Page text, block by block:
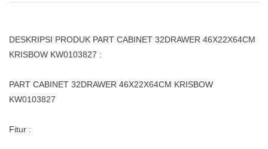
DESKRIPSI PRODUK PART CABINET 32DRAWER 46X22X64CM
KRISBOW KW0103827 :
PART CABINET 32DRAWER 46X22X64CM KRISBOW
KW0103827
Fitur :